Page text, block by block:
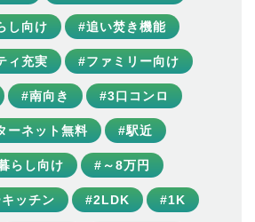
し向け #追い焚き機能
ィ充実 #ファミリー向け
#南向き #3口コンロ
ーネット無料 #駅近
らし向け #～8万円
ッチン #2LDK #1K